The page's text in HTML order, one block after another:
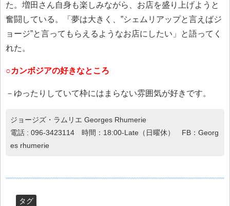
た。増田さん自身も楽しみながら、お店を盛り上げようと
奮闘している。「夢は大きく、”シェムリアップと言えばジ
ョージ”と言ってもらえるようなお店にしたい」と語ってく
れた。
○カンボジアの好きなところ
－ゆったりしていて枠にはまらない雰囲気が好きです。
ジョージズ・ラムリエ Georges Rhumerie
電話 : 096-3423114 時間：18:00-Late（日曜休） FB：Georg
es rhumerie
タグ